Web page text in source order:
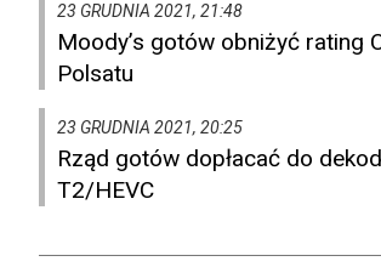
23 GRUDNIA 2021, 21:48
Moody’s gotów obniżyć rating
Polsatu
23 GRUDNIA 2021, 20:25
Rząd gotów dopłacać do
T2/HEVC